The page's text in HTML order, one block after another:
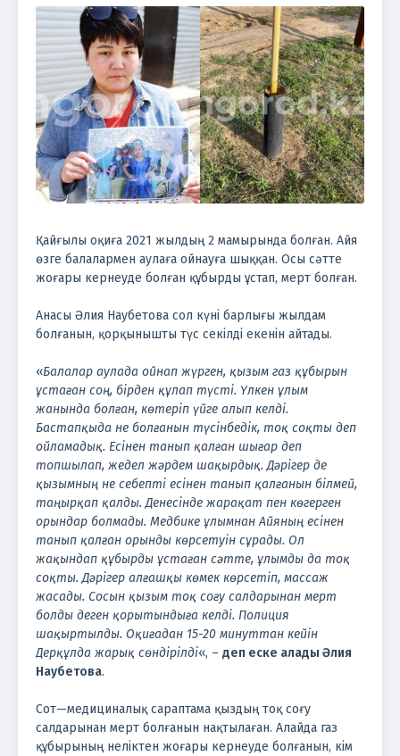
Қайғылы оқиға 2021 жылдың 2 мамырында болған. Айя
өзге балалармен аулаға ойнауға шыққан. Осы сәтте
жоғары кернеуде болған құбырды ұстап, мерт болған.
Анасы Әлия Наубетова сол күні барлығы жылдам
болғанын, қорқынышты түс секілді екенін айтады.
«Балалар аулада ойнап жүрген, қызым газ құбырын
ұстаған соң, бірден құлап түсті. Үлкен ұлым
жанында болған, көтеріп үйге алып келді.
Бастапқыда не болғанын түсінбедік, тоқ соқты деп
ойламадық. Есінен танып қалған шығар деп
топшылап, жедел жәрдем шақырдық. Дәрігер де
қызымның не себепті есінен танып қалғанын білмей,
таңырқап қалды. Денесінде жарақат пен көгерген
орындар болмады. Медбике ұлымнан Айяның есінен
танып қалған орынды көрсетуін сұрады. Ол
жақындап құбырды ұстаған сәтте, ұлымды да тоқ
соқты. Дәрігер алғашқы көмек көрсетіп, массаж
жасады. Сосын қызым тоқ соғу салдарынан мерт
болды деген қорытындыға келді. Полиция
шақыртылды. Оқиғадан 15-20 минуттан кейін
Дерқұлда жарық сөндірілді«, – деп еске алады Әлия
Наубетова.
Сот—медициналық сараптама қыздың тоқ соғу
салдарынан мерт болғанын нақтылаған. Алайда газ
құбырының неліктен жоғары кернеуде болғанын, кім